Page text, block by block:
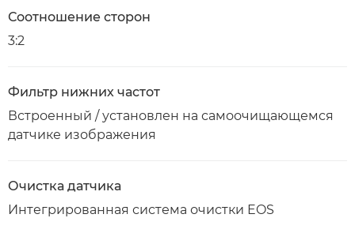
Соотношение сторон
3:2
Фильтр нижних частот
Встроенный / установлен на самоочищающемся
датчике изображения
Очистка датчика
Интегрированная система очистки EOS